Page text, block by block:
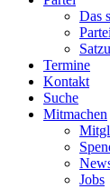
Das
Termine
Kontakt
Suche
Mitmachen
Jobs